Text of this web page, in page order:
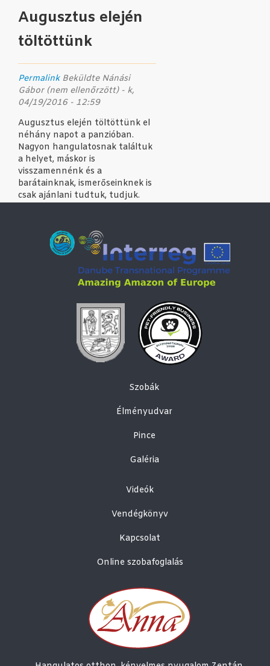
Augusztus elején
töltöttünk
Permalink Beküldte Nánási
Gábor (nem ellenőrzött)- k,
04/19/2016 - 12:59
Augusztus elején töltöttünk el
néhány napot a panzióban.
Nagyon hangulatosnak találtuk
a helyet, máskor is
visszamennénk és a
barátainknak, ismerőseinknek is
csak ajánlani tudtuk, tudjuk.
Szobák
Élményudvar
Pince
Galéria
Videók
Vendégkönyv
Kapcsolat
Online szobafoglalás